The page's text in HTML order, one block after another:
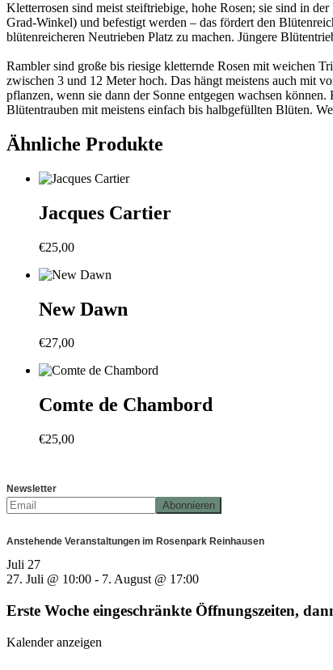
Kletterrosen sind meist steiftriebige, hohe Rosen; sie sind in
Grad-Winkel) und befestigt werden – das fördert den
blütenreicheren Neutrieben Platz zu machen. Jüngere
Rambler sind große bis riesige kletternde Rosen mit weichen
zwischen 3 und 12 Meter hoch. Das hängt meistens auch mit
pflanzen, wenn sie dann der Sonne entgegen wachsen
Blütentrauben mit meistens einfach bis halbgefüllten Blüten.
Ähnliche Produkte
Jacques Cartier
€25,00
New Dawn
€27,00
Comte de Chambord
€25,00
Newsletter
Anstehende Veranstaltungen im Rosenpark Reinhausen
Juli 27
27. Juli @ 10:00 - 7. August @ 17:00
Erste Woche eingeschränkte Öffnungszeiten,
Kalender anzeigen